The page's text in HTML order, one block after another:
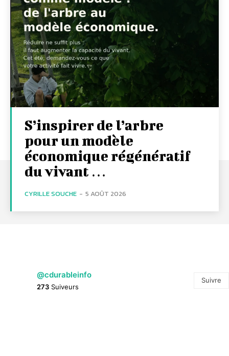
S’inspirer de l’arbre
pour un modèle
économique régénératif
du vivant …
CYRILLE SOUCHE - 5 AOÛT 2026
@cdurableinfo
273 Suiveurs
Suivre